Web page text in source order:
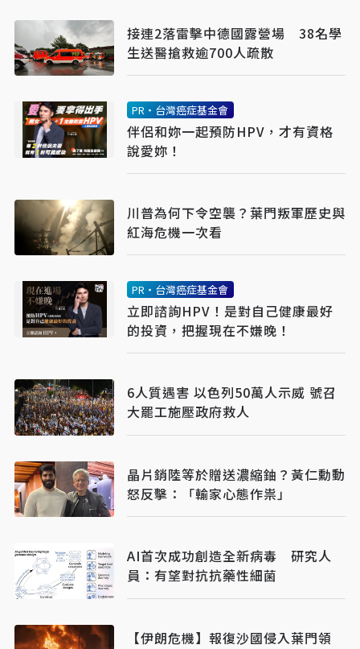
接連2落雷擊中德國露營場 38名學
生送醫搶救逾700人疏散
PR・台灣癌症基金會
伴侶和妳一起預防HPV，才有資格
說愛妳！
川普為何下令空襲？葉門叛軍歷史與
紅海危機一次看
PR・台灣癌症基金會
立即諮詢HPV！是對自己健康最好
的投資，把握現在不嫌晚！
6人質遇害 以色列50萬人示威 號召
大罷工施壓政府救人
晶片銷陸等於贈送濃縮鈾？黃仁勳動
怒反擊：「輸家心態作祟」
AI首次成功創造全新病毒 研究人
員：有望對抗抗藥性細菌
【伊朗危機】報復沙國侵入葉門領